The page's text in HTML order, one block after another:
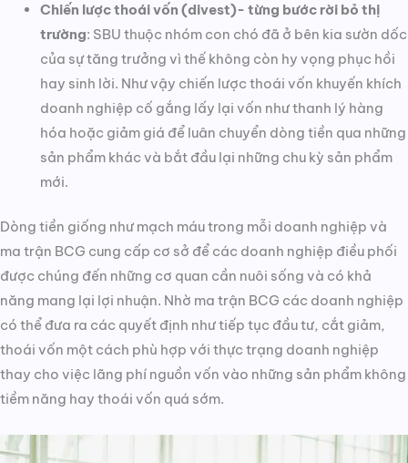
Chiến lược thoái vốn (divest)- từng bước rời bỏ thị
trường: SBU thuộc nhóm con chó đã ở bên kia sườn dốc
của sự tăng trưởng vì thế không còn hy vọng phục hồi
hay sinh lời. Như vậy chiến lược thoái vốn khuyến khích
doanh nghiệp cố gắng lấy lại vốn như thanh lý hàng
hóa hoặc giảm giá để luân chuyển dòng tiền qua những
sản phẩm khác và bắt đầu lại những chu kỳ sản phẩm
mới.
Dòng tiền giống như mạch máu trong mỗi doanh nghiệp và
ma trận BCG cung cấp cơ sở để các doanh nghiệp điều phối
được chúng đến những cơ quan cần nuôi sống và có khả
năng mang lại lợi nhuận. Nhờ ma trận BCG các doanh nghiệp
có thể đưa ra các quyết định như tiếp tục đầu tư, cắt giảm,
thoái vốn một cách phù hợp với thực trạng doanh nghiệp
thay cho việc lãng phí nguồn vốn vào những sản phẩm không
tiềm năng hay thoái vốn quá sớm.